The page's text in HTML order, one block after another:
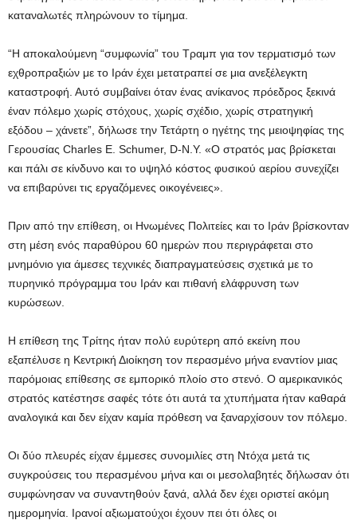
καταναλωτές πληρώνουν το τίμημα.
“Η αποκαλούμενη “συμφωνία” του Τραμπ για τον τερματισμό των
εχθροπραξιών με το Ιράν έχει μετατραπεί σε μια ανεξέλεγκτη
καταστροφή. Αυτό συμβαίνει όταν ένας ανίκανος πρόεδρος ξεκινά
έναν πόλεμο χωρίς στόχους, χωρίς σχέδιο, χωρίς στρατηγική
εξόδου – χάνετε”, δήλωσε την Τετάρτη ο ηγέτης της μειοψηφίας της
Γερουσίας Charles E. Schumer, D-N.Y. «Ο στρατός μας βρίσκεται
και πάλι σε κίνδυνο και το υψηλό κόστος φυσικού αερίου συνεχίζει
να επιβαρύνει τις εργαζόμενες οικογένειες».
Πριν από την επίθεση, οι Ηνωμένες Πολιτείες και το Ιράν βρίσκονταν
στη μέση ενός παραθύρου 60 ημερών που περιγράφεται στο
μνημόνιο για άμεσες τεχνικές διαπραγματεύσεις σχετικά με το
πυρηνικό πρόγραμμα του Ιράν και πιθανή ελάφρυνση των
κυρώσεων.
Η επίθεση της Τρίτης ήταν πολύ ευρύτερη από εκείνη που
εξαπέλυσε η Κεντρική Διοίκηση τον περασμένο μήνα εναντίον μιας
παρόμοιας επίθεσης σε εμπορικό πλοίο στο στενό. Ο αμερικανικός
στρατός κατέστησε σαφές τότε ότι αυτά τα χτυπήματα ήταν καθαρά
αναλογικά και δεν είχαν καμία πρόθεση να ξαναρχίσουν τον πόλεμο.
Οι δύο πλευρές είχαν έμμεσες συνομιλίες στη Ντόχα μετά τις
συγκρούσεις του περασμένου μήνα και οι μεσολαβητές δήλωσαν ότι
συμφώνησαν να συναντηθούν ξανά, αλλά δεν έχει οριστεί ακόμη
ημερομηνία. Ιρανοί αξιωματούχοι έχουν πει ότι όλες οι